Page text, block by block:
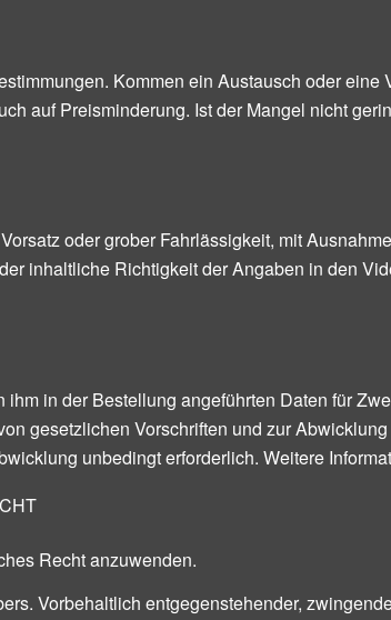
Kommen ein Austausch oder
auf Preisminderung. Ist der Mangel nicht
oder grober Fahrlässigkeit, mit
inhaltliche Richtigkeit der Angaben in den
in der Bestellung angeführten Daten für
gesetzlichen Vorschriften und zur
unbedingt erforderlich. Weitere
Recht anzuwenden.
Vorbehaltlich entgegenstehender,